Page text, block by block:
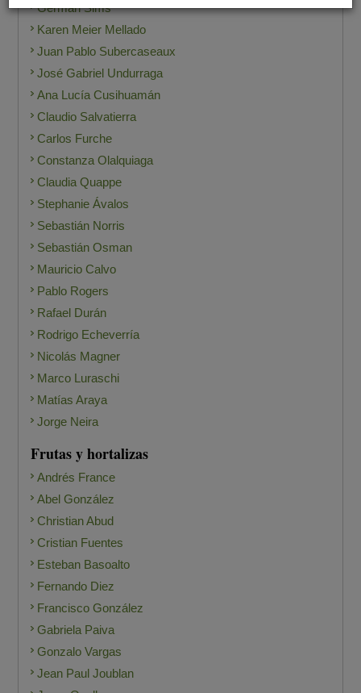
Germán Sims
Karen Meier Mellado
Juan Pablo Subercaseaux
José Gabriel Undurraga
Ana Lucía Cusihuamán
Claudio Salvatierra
Carlos Furche
Constanza Olalquiaga
Claudia Quappe
Stephanie Ávalos
Sebastián Norris
Sebastián Osman
Mauricio Calvo
Pablo Rogers
Rafael Durán
Rodrigo Echeverría
Nicolás Magner
Marco Luraschi
Matías Araya
Jorge Neira
Frutas y hortalizas
Andrés France
Abel González
Christian Abud
Cristian Fuentes
Esteban Basoalto
Fernando Diez
Francisco González
Gabriela Paiva
Gonzalo Vargas
Jean Paul Joublan